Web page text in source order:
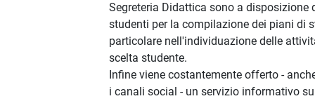
Segreteria Didattica sono a disposizione
studenti per la compilazione dei piani di
particolare nell'individuazione delle
scelta studente.
Infine viene costantemente offerto -
i canali social - un servizio informativo